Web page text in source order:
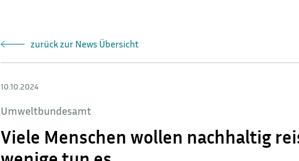
zurück zur News Übersicht
10.10.2024
Umweltbundesamt
Viele Menschen wollen nachhaltig